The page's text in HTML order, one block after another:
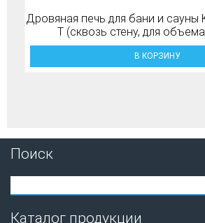
Дровяная печь для бани и сауны
T (сквозь стену, для
В КОРЗИНУ
Поиск
Каталог продукции